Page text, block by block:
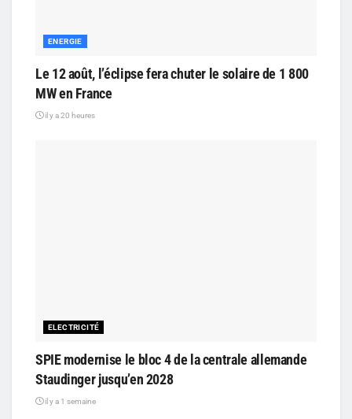
ENERGIE
Le 12 août, l’éclipse fera chuter le solaire de 1 800
MW en France
il y a 20 heures
ELECTRICITÉ
SPIE modernise le bloc 4 de la centrale allemande
Staudinger jusqu’en 2028
il y a 1 semaine